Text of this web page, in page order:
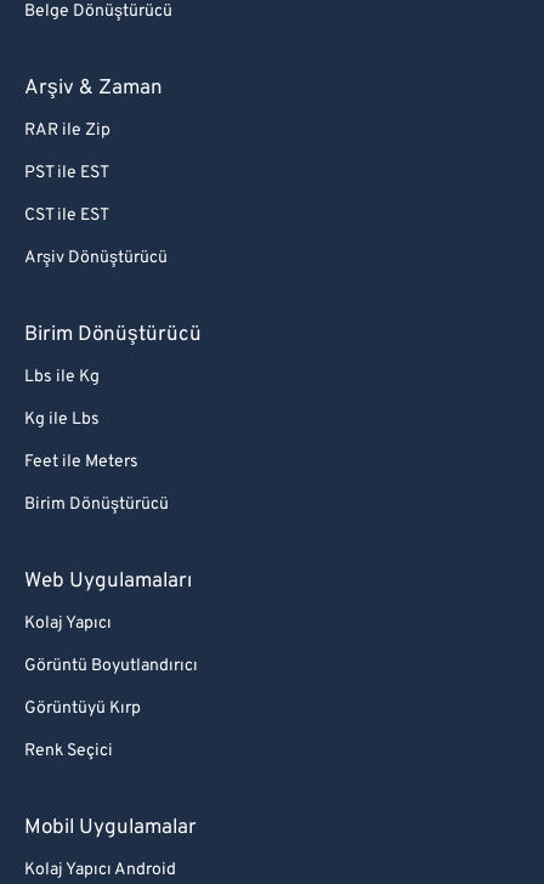
Belge Dönüştürücü
Arşiv & Zaman
RAR ile Zip
PST ile EST
CST ile EST
Arşiv Dönüştürücü
Birim Dönüştürücü
Lbs ile Kg
Kg ile Lbs
Feet ile Meters
Birim Dönüştürücü
Web Uygulamaları
Kolaj Yapıcı
Görüntü Boyutlandırıcı
Görüntüyü Kırp
Renk Seçici
Mobil Uygulamalar
Kolaj Yapıcı Android